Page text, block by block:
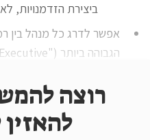
ביצירת הזדמנויות,
הגבוהה ביותר ("Level 5 Executive")...
רוצה